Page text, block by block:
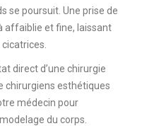
se poursuit. Une prise de
affaiblie et fine, laissant
direct d’une chirurgie
chirurgiens esthétiques
médecin pour
du corps.